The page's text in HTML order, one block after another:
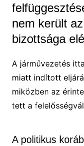
nem került
bizottsága
A járművezetés
miatt indított
miközben az
tett a
A politikus